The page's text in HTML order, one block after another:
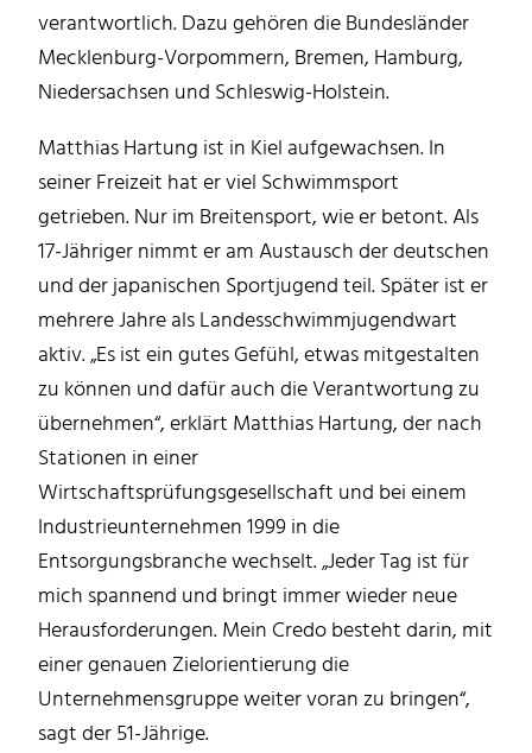
verantwortlich. Dazu gehören die Bundesländer
Mecklenburg-Vorpommern, Bremen, Hamburg,
Niedersachsen und Schleswig-Holstein.
Matthias Hartung ist in Kiel aufgewachsen. In
seiner Freizeit hat er viel Schwimmsport
getrieben. Nur im Breitensport, wie er betont. Als
17-Jähriger nimmt er am Austausch der deutschen
und der japanischen Sportjugend teil. Später ist er
mehrere Jahre als Landesschwimmjugendwart
aktiv. „Es ist ein gutes Gefühl, etwas mitgestalten
zu können und dafür auch die Verantwortung zu
übernehmen“, erklärt Matthias Hartung, der nach
Stationen in einer
Wirtschaftsprüfungsgesellschaft und bei einem
Industrieunternehmen 1999 in die
Entsorgungsbranche wechselt. „Jeder Tag ist für
mich spannend und bringt immer wieder neue
Herausforderungen. Mein Credo besteht darin, mit
einer genauen Zielorientierung die
Unternehmensgruppe weiter voran zu bringen“,
sagt der 51-Jährige.